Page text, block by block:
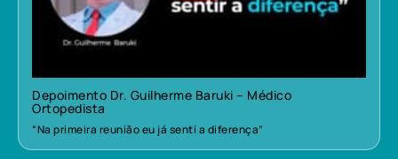
Depoimento Dr. Guilherme Baruki – Médico
Ortopedista
“Na primeira reunião eu já senti a diferença”